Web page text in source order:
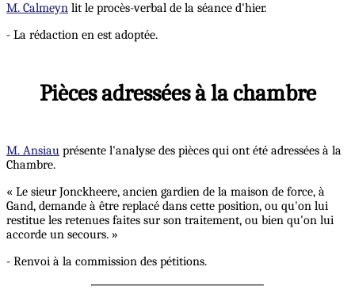
M. Calmeyn lit le procès-verbal de la séance d'hier.
- La rédaction en est adoptée.
Pièces adressées à la chambre
M. Ansiau présente l'analyse des pièces qui ont été adressées à la
Chambre.
« Le sieur Jonckheere, ancien gardien de la maison de force, à
Gand, demande à être replacé dans cette position, ou qu'on lui
restitue les retenues faites sur son traitement, ou bien qu'on lui
accorde un secours. »
- Renvoi à la commission des pétitions.